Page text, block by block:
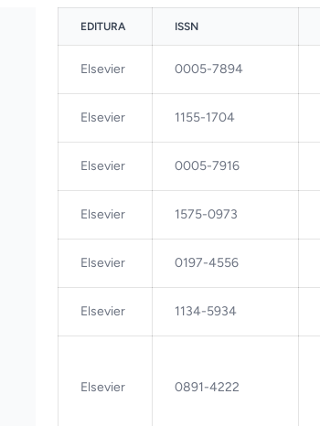
EDITURA ISSN
Elsevier 0005-7894
Elsevier 1155-1704
Elsevier 0005-7916
Elsevier 1575-0973
Elsevier 0197-4556
Elsevier 1134-5934
Elsevier 0891-4222